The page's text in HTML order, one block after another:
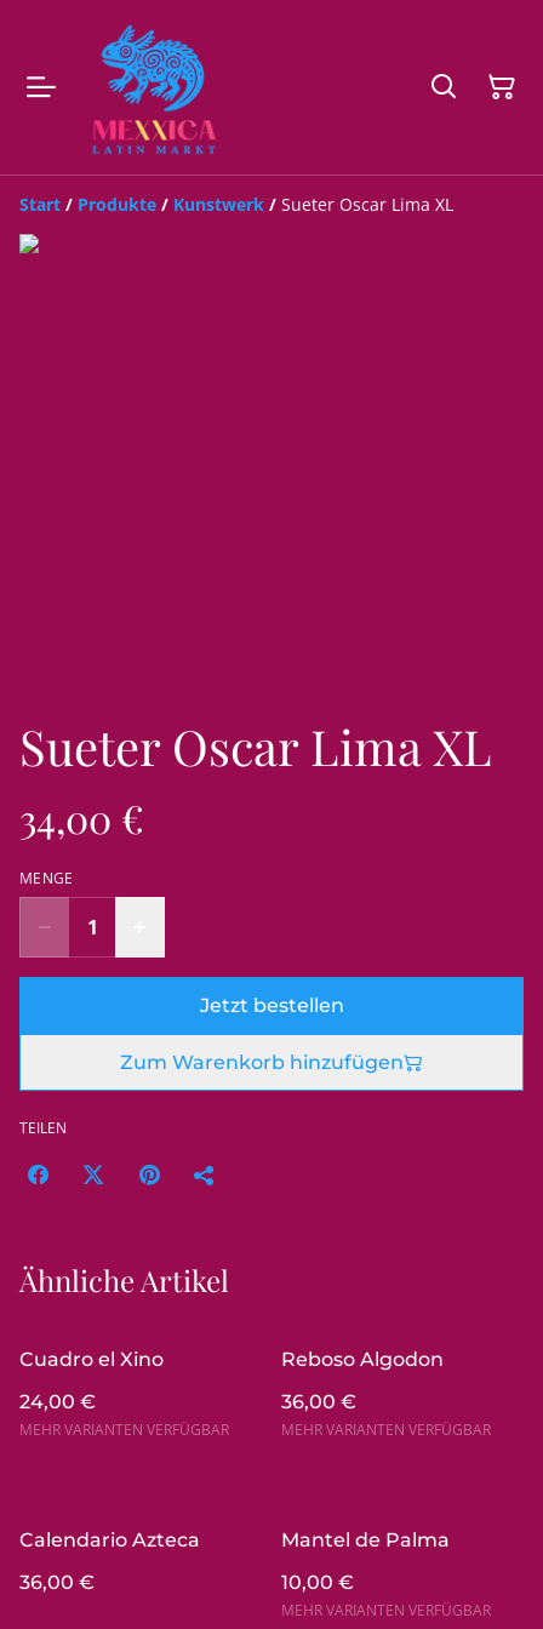
Start / Produkte / Kunstwerk / Sueter Oscar Lima XL
Sueter Oscar Lima XL
34,00 €
MENGE
Jetzt bestellen
Zum Warenkorb hinzufügen
TEILEN
Ähnliche Artikel
Cuadro el Xino
24,00 €
MEHR VARIANTEN VERFÜGBAR
Reboso Algodon
36,00 €
MEHR VARIANTEN VERFÜGBAR
Calendario Azteca
36,00 €
Mantel de Palma
10,00 €
MEHR VARIANTEN VERFÜGBAR